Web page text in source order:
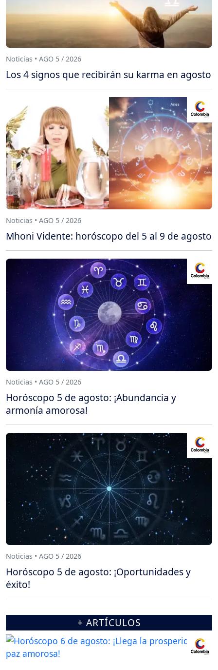
Noticias • AGO 5 / 2026
Los 4 signos que recibirán su karma en agosto
Noticias • AGO 5 / 2026
Mhoni Vidente: horóscopo del 5 al 9 de agosto
Noticias • AGO 5 / 2026
Horóscopo 5 de agosto: ¡Abundancia y
armonía amorosa!
Noticias • AGO 5 / 2026
Horóscopo 5 de agosto: ¡Oportunidades y
éxito!
+ ARTÍCULOS